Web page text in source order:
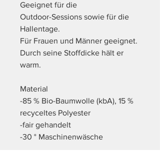
Geeignet für die
Outdoor-Sessions sowie für die
Hallentage.
Für Frauen und Männer geeignet.
Durch seine Stoffdicke hält er
warm.
Material
-85 % Bio-Baumwolle (kbA), 15 %
recyceltes Polyester
-fair gehandelt
-30 ° Maschinenwäsche